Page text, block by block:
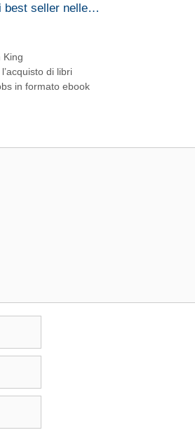
best seller nelle…
King
di libri
in formato ebook